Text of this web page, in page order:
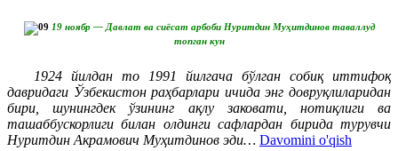
19 ноябр — Давлат ва сиёсат арбоби Нуритдин Муҳитдинов таваллуд
топган кун
1924 йилдан то 1991 йилгача бўлган собиқ иттифоқ
давридаги Ўзбекистон раҳбарлари ичида энг довруқлиларидан
бири, шунингдек ўзининг ақлу заковати, нотиқлиги ва
ташаббускорлиги билан олдинги сафлардан бирида турувчи
Нуритдин Акрамович Муҳитдинов эди… Davomini o'qish